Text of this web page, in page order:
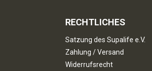
RECHTLICHES
Satzung des Supalife e.V.
Zahlung / Versand
Widerrufsrecht